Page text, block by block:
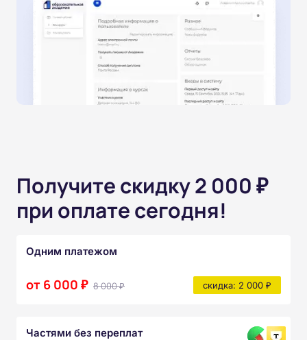
Получите скидку 2 000 ₽
при оплате сегодня!
Одним платежом
от 6 000 ₽ 8 000 ₽ скидка: 2 000 ₽
Частями без переплат